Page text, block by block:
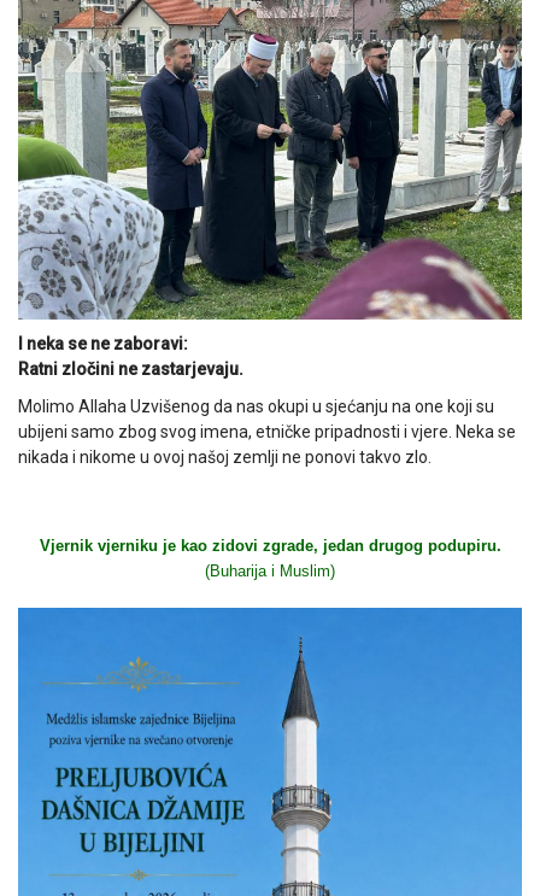
I neka se ne zaboravi:
Ratni zločini ne zastarjevaju.
Molimo Allaha Uzvišenog da nas okupi u sjećanju na one koji su
ubijeni samo zbog svog imena, etničke pripadnosti i vjere. Neka se
nikada i nikome u ovoj našoj zemlji ne ponovi takvo zlo.
Vjernik vjerniku je kao zidovi zgrade, jedan drugog podupiru.
(Buharija i Muslim)